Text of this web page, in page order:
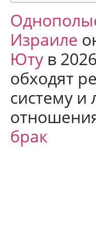
Израиле
Юту в
обходят
систему и
брак